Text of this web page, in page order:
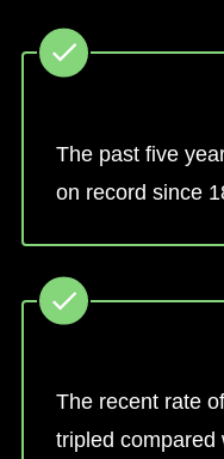
The past five
on record since
The recent rate
tripled compared